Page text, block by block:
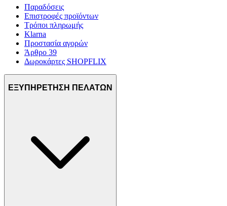
Παραδόσεις
Επιστροφές προϊόντων
Τρόποι πληρωμής
Klarna
Προστασία αγορών
Άρθρο 39
Δωροκάρτες SHOPFLIX
ΕΞΥΠΗΡΕΤΗΣΗ ΠΕΛΑΤΩΝ